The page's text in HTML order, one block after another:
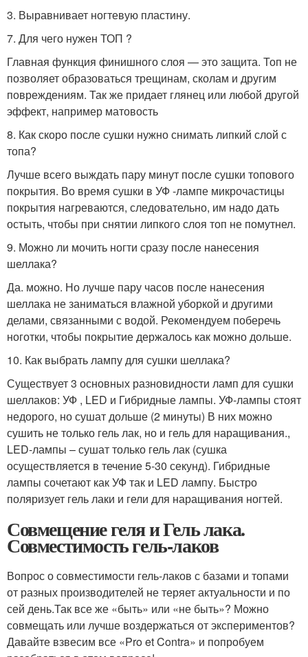
3. Выравнивает ногтевую пластину.
7. Для чего нужен ТОП ?
Главная функция финишного слоя — это защита. Топ не
позволяет образоваться трещинам, сколам и другим
повреждениям. Так же придает глянец или любой другой
эффект, например матовость
8. Как скоро после сушки нужно снимать липкий слой с
топа?
Лучше всего выждать пару минут после сушки топового
покрытия. Во время сушки в УФ -лампе микрочастицы
покрытия нагреваются, следовательно, им надо дать
остыть, чтобы при снятии липкого слоя топ не помутнел.
9. Можно ли мочить ногти сразу после нанесения
шеллака?
Да. можно. Но лучше пару часов после нанесения
шеллака не заниматься влажной уборкой и другими
делами, связанными с водой. Рекомендуем поберечь
ноготки, чтобы покрытие держалось как можно дольше.
10. Как выбрать лампу для сушки шеллака?
Существует 3 основных разновидности ламп для сушки
шеллаков: УФ , LED и Гибридные лампы. УФ-лампы стоят
недорого, но сушат дольше (2 минуты) В них можно
сушить не только гель лак, но и гель для наращивания.,
LED-лампы – сушат только гель лак (сушка
осуществляется в течение 5-30 секунд). Гибридные
лампы сочетают как УФ так и LED лампу. Быстро
поляризует гель лаки и гели для наращивания ногтей.
Совмещение геля и Гель лака.
Совместимость гель-лаков
Вопрос о совместимости гель-лаков с базами и топами
от разных производителей не теряет актуальности и по
сей день.Так все же «быть» или «не быть»? Можно
совмещать или лучше воздержаться от экспериментов?
Давайте взвесим все «Pro et Contra» и попробуем